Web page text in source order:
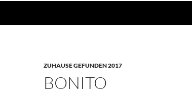
ZUHAUSE GEFUNDEN 2017
BONITO